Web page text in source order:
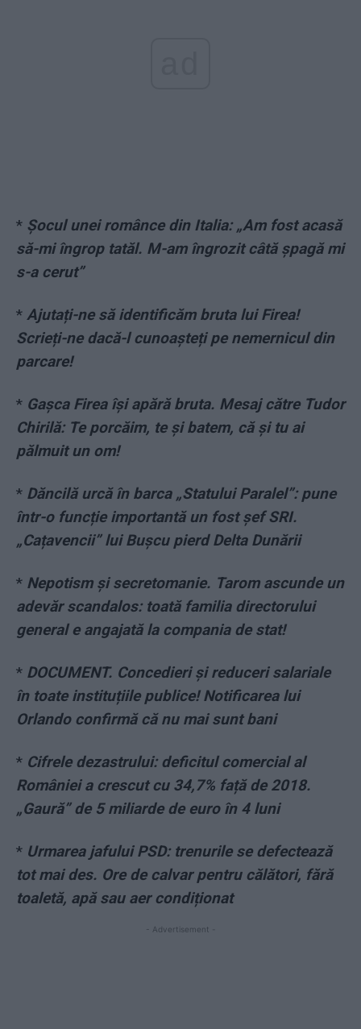
* Șocul unei românce din Italia: „Am fost acasă
să-mi îngrop tatăl. M-am îngrozit câtă șpagă mi
s-a cerut”
* Ajutați-ne să identificăm bruta lui Firea!
Scrieți-ne dacă-l cunoașteți pe nemernicul din
parcare!
* Gașca Firea își apără bruta. Mesaj către Tudor
Chirilă: Te porcăim, te și batem, că și tu ai
pălmuit un om!
* Dăncilă urcă în barca „Statului Paralel”: pune
într-o funcție importantă un fost șef SRI.
„Cațavencii” lui Bușcu pierd Delta Dunării
* Nepotism și secretomanie. Tarom ascunde un
adevăr scandalos: toată familia directorului
general e angajată la compania de stat!
* DOCUMENT. Concedieri și reduceri salariale
în toate instituțiile publice! Notificarea lui
Orlando confirmă că nu mai sunt bani
* Cifrele dezastrului: deficitul comercial al
României a crescut cu 34,7% față de 2018.
„Gaură” de 5 miliarde de euro în 4 luni
* Urmarea jafului PSD: trenurile se defectează
tot mai des. Ore de calvar pentru călători, fără
toaletă, apă sau aer condiționat
- Advertisement -